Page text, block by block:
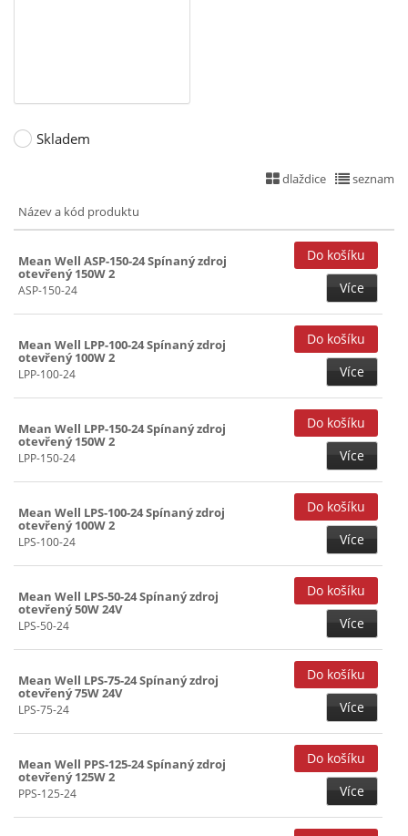
5+12+(-12)+24V (15)
5+12+15+24V (15)
5+24V (19)
5+48V (15)
12+(-12)V (15)
15V (28)
15+(-15)V (15)
20V (15)
24V (14)
27V (22)
48V (28)
Skladem
dlaždice seznam
Název a kód produktu
Mean Well ASP-150-24 Spínaný zdroj
otevřený 150W 2
ASP-150-24 Více
Mean Well LPP-100-24 Spínaný zdroj
otevřený 100W 2
LPP-100-24 Více
Mean Well LPP-150-24 Spínaný zdroj
otevřený 150W 2
LPP-150-24 Více
Mean Well LPS-100-24 Spínaný zdroj
otevřený 100W 2
LPS-100-24 Více
Mean Well LPS-50-24 Spínaný zdroj
otevřený 50W 24V
LPS-50-24 Více
Mean Well LPS-75-24 Spínaný zdroj
otevřený 75W 24V
LPS-75-24 Více
Mean Well PPS-125-24 Spínaný zdroj
otevřený 125W 2
PPS-125-24 Více